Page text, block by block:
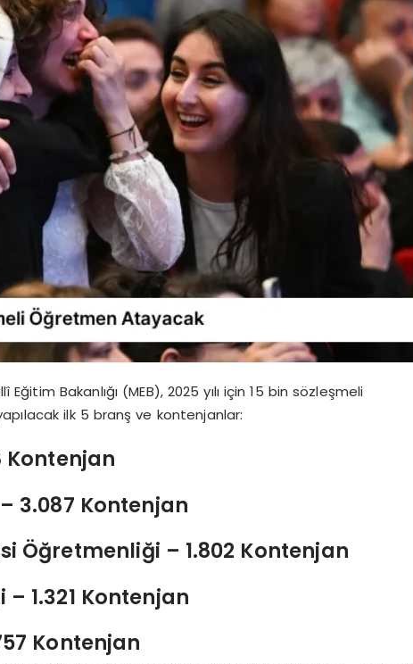
Bakanlığı (MEB), 2025 yılı için 15 bin sözleşmeli
ilk 5 branş ve kontenjanlar:
Kontenjan
3.087 Kontenjan
Öğretmenliği – 1.802 Kontenjan
1.321 Kontenjan
Kontenjan